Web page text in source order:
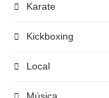
Karate
Kickboxing
Local